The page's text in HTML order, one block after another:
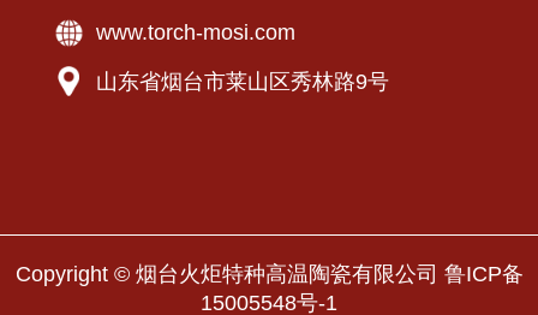
www.torch-mosi.com
山东省烟台市莱山区秀林路9号
Copyright © 烟台火炬特种高温陶瓷有限公司 鲁ICP备
15005548号-1